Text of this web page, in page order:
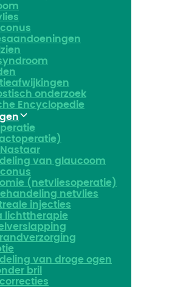
onderzoek
Encyclopedie
van glaucoom
(netvliesoperatie)
netvlies
injecties
lichttherapie
van droge ogen
bril